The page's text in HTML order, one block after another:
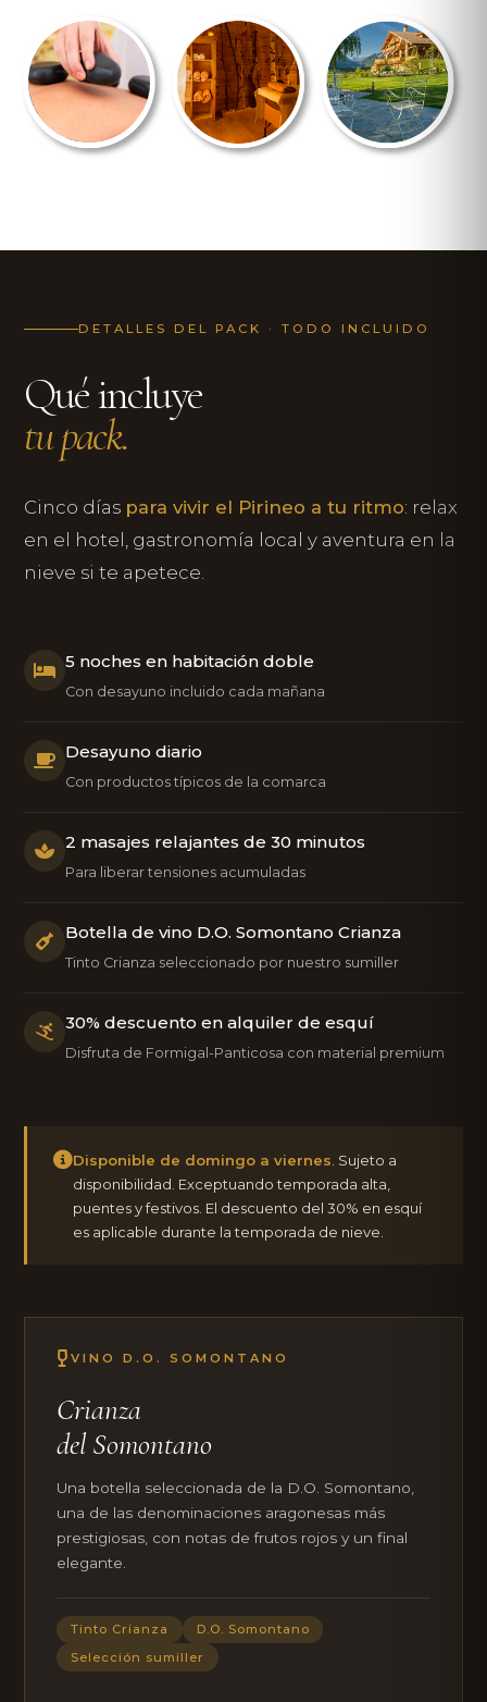
DETALLES DEL PACK · TODO INCLUIDO
Qué incluye
tu pack.
Cinco días para vivir el Pirineo a tu ritmo: relax
en el hotel, gastronomía local y aventura en la
nieve si te apetece.
5 noches en habitación doble
Con desayuno incluido cada mañana
Desayuno diario
Con productos típicos de la comarca
2 masajes relajantes de 30 minutos
Para liberar tensiones acumuladas
Botella de vino D.O. Somontano Crianza
Tinto Crianza seleccionado por nuestro sumiller
30% descuento en alquiler de esquí
Disfruta de Formigal-Panticosa con material premium
Disponible de domingo a viernes . Sujeto a
disponibilidad. Exceptuando temporada alta,
puentes y festivos. El descuento del 30% en esquí
es aplicable durante la temporada de nieve.
VINO D.O. SOMONTANO
Crianza
del Somontano
Una botella seleccionada de la D.O. Somontano,
una de las denominaciones aragonesas más
prestigiosas, con notas de frutos rojos y un final
elegante.
Tinto Crianza
D.O. Somontano
Selección sumiller